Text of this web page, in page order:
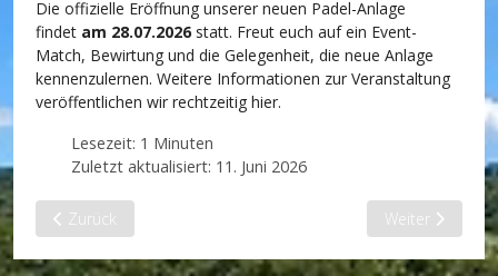
Die offizielle Eröffnung unserer neuen Padel-Anlage
findet am 28.07.2026 statt. Freut euch auf ein Event-
Match, Bewirtung und die Gelegenheit, die neue Anlage
kennenzulernen. Weitere Informationen zur Veranstaltung
veröffentlichen wir rechtzeitig hier.
Lesezeit: 1 Minuten
Zuletzt aktualisiert: 11. Juni 2026
Vorheriger Beitrag: Padel-Events
Zurück Nächster
Weiter